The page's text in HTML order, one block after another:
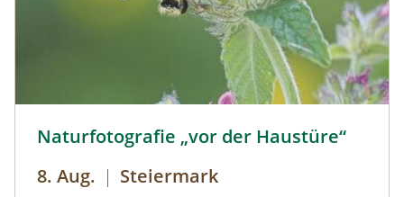
Naturfotografie „vor der Haustüre“
8. Aug. | Steiermark